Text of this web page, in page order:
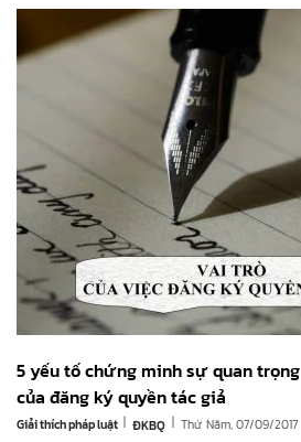
5 yếu tố chứng minh sự quan trọng
của đăng ký quyền tác giả
Giải thích pháp luật | ĐKBQ | Thứ Năm, 07/09/2017